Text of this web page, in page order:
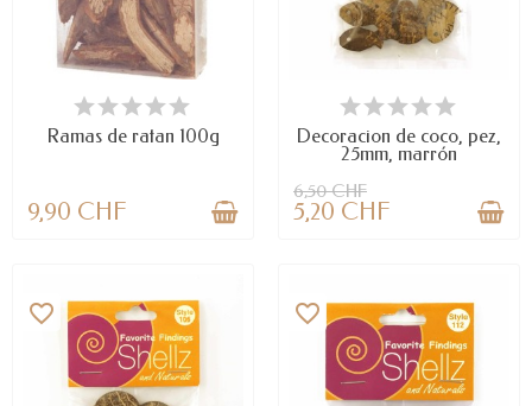
LAST ITEMS IN STOCK
Ramas de ratan 100g
9,90 CHF
DISPONIBLE
Decoracion de coco, pez,
25mm, marrón
6,50 CHF
5,20 CHF
favorite_border favorite_border